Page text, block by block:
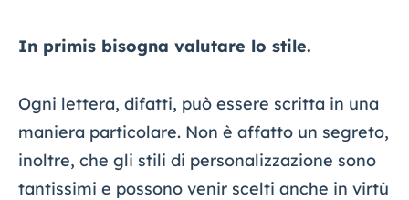
In primis bisogna valutare lo stile.
Ogni lettera, difatti, può essere scritta in una
maniera particolare. Non è affatto un segreto,
inoltre, che gli stili di personalizzazione sono
tantissimi e possono venir scelti anche in virtù